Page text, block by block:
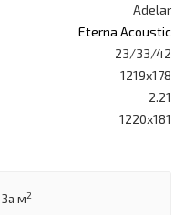
Adelar
Eterna Acoustic
23/33/42
1219х178
2.21
1220х181
За м2